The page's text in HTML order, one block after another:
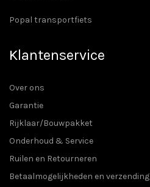
Popal transportfiets
Klantenservice
Over ons
Garantie
Rijklaar/Bouwpakket
Onderhoud & Service
Ruilen en Retourneren
Betaalmogelijkheden en verzending